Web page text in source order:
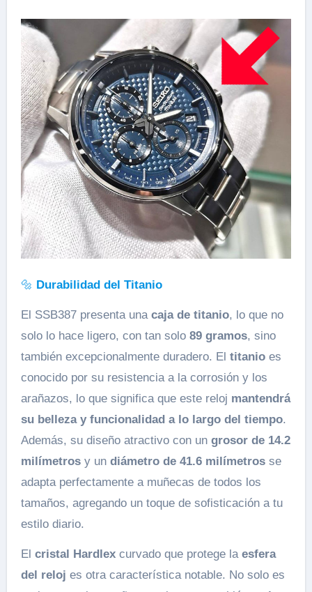
🔩 Durabilidad del Titanio
El SSB387 presenta una caja de titanio, lo que no
solo lo hace ligero, con tan solo 89 gramos, sino
también excepcionalmente duradero. El titanioes
conocido por su resistencia a la corrosión y los
arañazos, lo que significa que este reloj mantendrá
su belleza y funcionalidad a lo largo del tiempo.
Además, su diseño atractivo con un grosor de 14.2
milímetrosy un diámetro de 41.6 milímetrosse
adapta perfectamente a muñecas de todos los
tamaños, agregando un toque de sofisticación a tu
estilo diario.
El cristal Hardlexcurvado que protege la esfera
del reloj es otra característica notable. No solo es